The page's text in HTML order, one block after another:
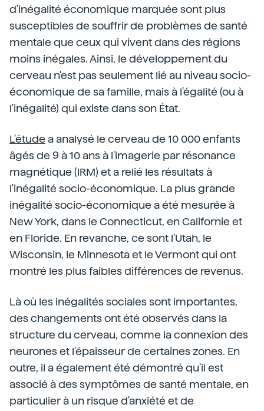
d'inégalité économique marquée sont plus
susceptibles de souffrir de problèmes de santé
mentale que ceux qui vivent dans des régions
moins inégales. Ainsi, le développement du
cerveau n'est pas seulement lié au niveau socio-
économique de sa famille, mais à l'égalité (ou à
l'inégalité) qui existe dans son État.
L'étude a analysé le cerveau de 10 000 enfants
âgés de 9 à 10 ans à l'imagerie par résonance
magnétique (IRM) et a relié les résultats à
l'inégalité socio-économique. La plus grande
inégalité socio-économique a été mesurée à
New York, dans le Connecticut, en Californie et
en Floride. En revanche, ce sont l'Utah, le
Wisconsin, le Minnesota et le Vermont qui ont
montré les plus faibles différences de revenus.
Là où les inégalités sociales sont importantes,
des changements ont été observés dans la
structure du cerveau, comme la connexion des
neurones et l'épaisseur de certaines zones. En
outre, il a également été démontré qu'il est
associé à des symptômes de santé mentale, en
particulier à un risque d'anxiété et de